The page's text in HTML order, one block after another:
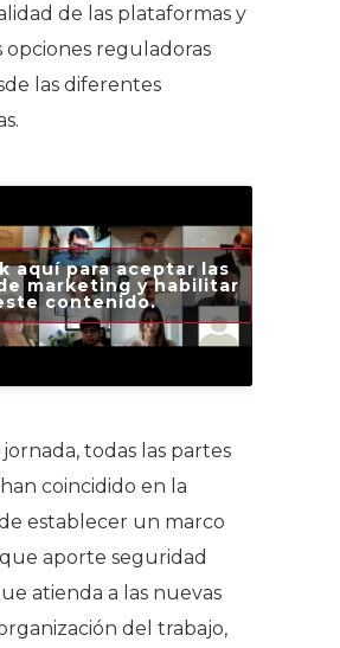
de las plataformas y
opciones reguladoras
las diferentes
aquí para aceptar las
marketing y habilitar
contenido.
todas las partes
coincidido en la
establecer un marco
aporte seguridad
atienda a las nuevas
del trabajo,